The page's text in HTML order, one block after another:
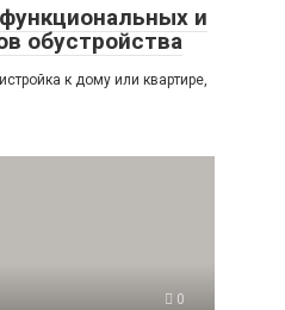
и
обустройства
к дому или квартире,
0